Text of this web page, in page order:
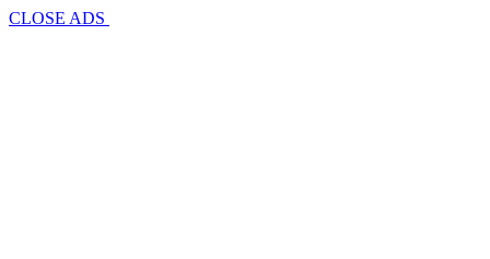
CLOSE ADS